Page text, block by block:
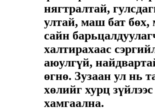
нягтралтай,
ултай, маш бат
сайн
халтирахаас
аюулгүй,
өгнө. Зузаан ул нь
хөлийг хурц зүйлээс
хамгаална.